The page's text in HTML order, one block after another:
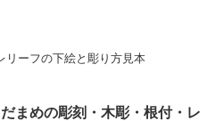
リーフの下絵と彫り方見本
だまめの彫刻・木彫・根付・レ